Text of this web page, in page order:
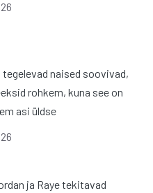
naised soovivad,
rohkem, kuna see on
asi üldse
ja Raye tekitavad